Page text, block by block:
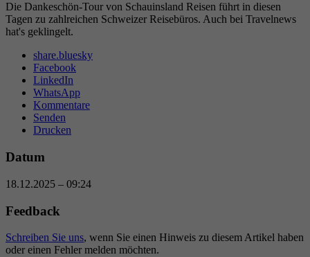
Die Dankeschön-Tour von Schauinsland Reisen führt in diesen
Tagen zu zahlreichen Schweizer Reisebüros. Auch bei Travelnews
hat's geklingelt.
share.bluesky
Facebook
LinkedIn
WhatsApp
Kommentare
Senden
Drucken
Datum
18.12.2025 – 09:24
Feedback
Schreiben Sie uns, wenn Sie einen Hinweis zu diesem Artikel haben
oder einen Fehler melden möchten.